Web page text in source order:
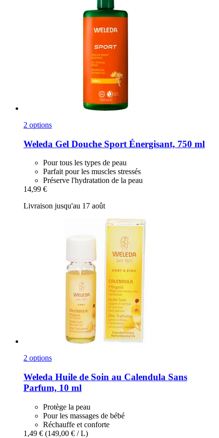
2 options
Weleda Gel Douche Sport Énergisant, 750 ml
Pour tous les types de peau
Parfait pour les muscles stressés
Préserve l'hydratation de la peau
14,99 €
Livraison jusqu'au 17 août
2 options
Weleda Huile de Soin au Calendula Sans
Parfum, 10 ml
Protège la peau
Pour les massages de bébé
Réchauffe et conforte
1,49 € (149,00 € / L)